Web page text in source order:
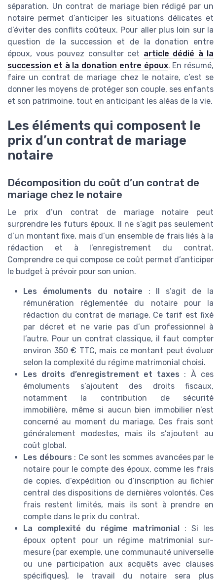
séparation. Un contrat de mariage bien rédigé par un
notaire permet d’anticiper les situations délicates et
d’éviter des conflits coûteux. Pour aller plus loin sur la
question de la succession et de la donation entre
époux, vous pouvez consulter cet article dédié à la
succession et à la donation entre époux. En résumé,
faire un contrat de mariage chez le notaire, c’est se
donner les moyens de protéger son couple, ses enfants
et son patrimoine, tout en anticipant les aléas de la vie.
Les éléments qui composent le
prix d’un contrat de mariage
notaire
Décomposition du coût d’un contrat de
mariage chez le notaire
Le prix d’un contrat de mariage notaire peut
surprendre les futurs époux. Il ne s’agit pas seulement
d’un montant fixe, mais d’un ensemble de frais liés à la
rédaction et à l’enregistrement du contrat.
Comprendre ce qui compose ce coût permet d’anticiper
le budget à prévoir pour son union.
Les émoluments du notaire : Il s’agit de la
rémunération réglementée du notaire pour la
rédaction du contrat de mariage. Ce tarif est fixé
par décret et ne varie pas d’un professionnel à
l’autre. Pour un contrat classique, il faut compter
environ 350 € TTC, mais ce montant peut évoluer
selon la complexité du régime matrimonial choisi.
Les droits d’enregistrement et taxes : À ces
émoluments s’ajoutent des droits fiscaux,
notamment la contribution de sécurité
immobilière, même si aucun bien immobilier n’est
concerné au moment du mariage. Ces frais sont
généralement modestes, mais ils s’ajoutent au
coût global.
Les débours : Ce sont les sommes avancées par le
notaire pour le compte des époux, comme les frais
de copies, d’expédition ou d’inscription au fichier
central des dispositions de dernières volontés. Ces
frais restent limités, mais ils sont à prendre en
compte dans le prix du contrat.
La complexité du régime matrimonial
: Si les
époux optent pour un régime matrimonial sur-
mesure (par exemple, une communauté universelle
ou une participation aux acquêts avec clauses
spécifiques), le travail du notaire sera plus